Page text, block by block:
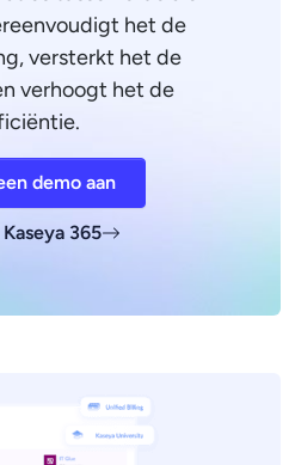
het de
versterkt het de
verhoogt het de
demo aan
365